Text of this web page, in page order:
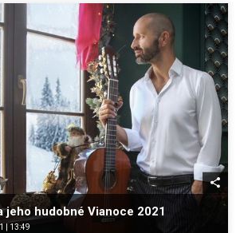
jeho hudobné Vianoce 2021
| 13:49